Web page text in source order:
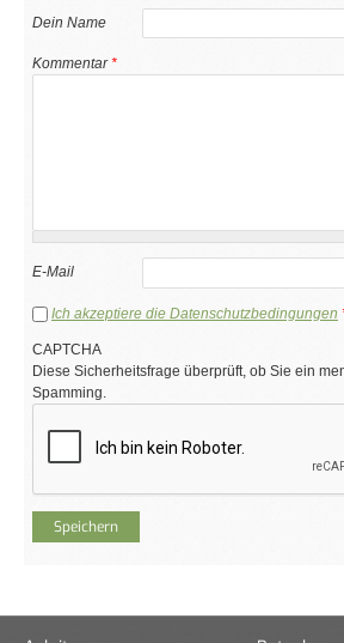
Dein Name
Kommentar*
E-Mail
Ich akzeptiere die Datenschutzbedingungen
CAPTCHA
Diese Sicherheitsfrage überprüft, ob Sie ein
Spamming.